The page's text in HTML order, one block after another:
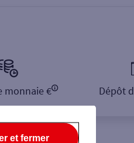
monnaie € Dépôt
et fermer